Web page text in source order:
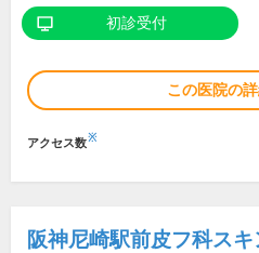
初診受付
この医院の
アクセス数※
阪神尼崎駅前皮フ科ス